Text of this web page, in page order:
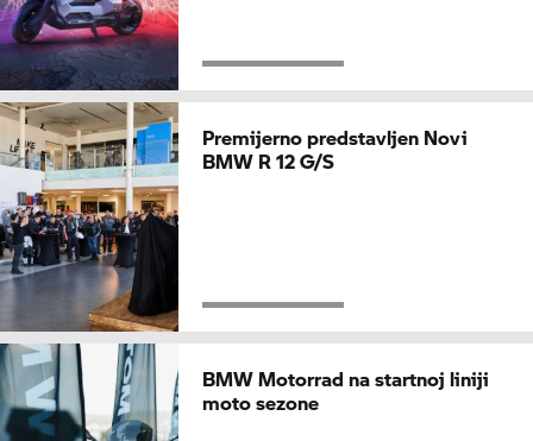
Premijerno predstavljen Novi
BMW R 12 G/S
BMW Motorrad na startnoj liniji
moto sezone